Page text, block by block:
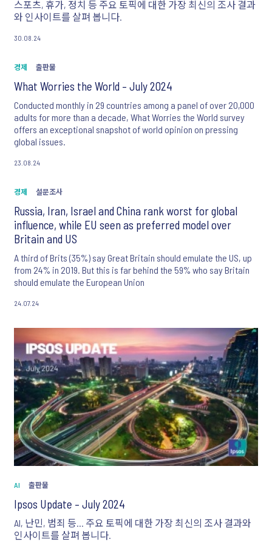
스포츠, 휴가, 정치 등 주요 토픽에 대한 가장 최신의 조사 결과
와 인사이트를 살펴 봅니다.
30.08.24
경제 출판물
What Worries the World – July 2024
Conducted monthly in 29 countries among a panel of over 20,000
adults for more than a decade, What Worries the World survey
offers an exceptional snapshot of world opinion on pressing
global issues.
23.08.24
경제 설문조사
Russia, Iran, Israel and China rank worst for global
influence, while EU seen as preferred model over
Britain and US
A third of Brits (35%) say Great Britain should emulate the US, up
from 24% in 2019. But this is far behind the 59% who say Britain
should emulate the European Union
24.07.24
AI 출판물
Ipsos Update – July 2024
AI, 난민, 범죄 등... 주요 토픽에 대한 가장 최신의 조사 결과와
인사이트를 살펴 봅니다.